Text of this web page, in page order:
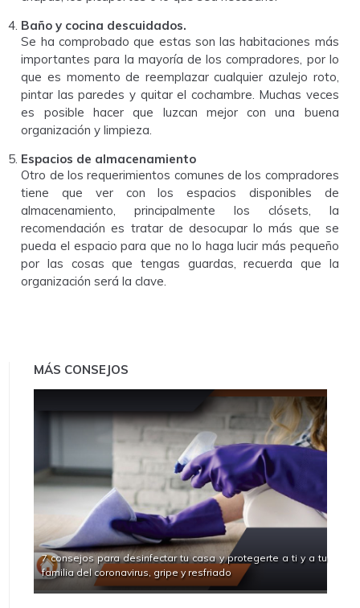
Baño y cocina descuidados.
Se ha comprobado que estas son las habitaciones más
importantes para la mayoría de los compradores, por lo
que es momento de reemplazar cualquier azulejo roto,
pintar las paredes y quitar el cochambre. Muchas veces
es posible hacer que luzcan mejor con una buena
organización y limpieza.
Espacios de almacenamiento
Otro de los requerimientos comunes de los compradores
tiene que ver con los espacios disponibles de
almacenamiento, principalmente los clósets, la
recomendación es tratar de desocupar lo más que se
pueda el espacio para que no lo haga lucir más pequeño
por las cosas que tengas guardas, recuerda que la
organización será la clave.
MÁS CONSEJOS
7 consejos para desinfectar tu casa y protegerte a ti y a tu
familia del coronavirus, gripe y resfriado